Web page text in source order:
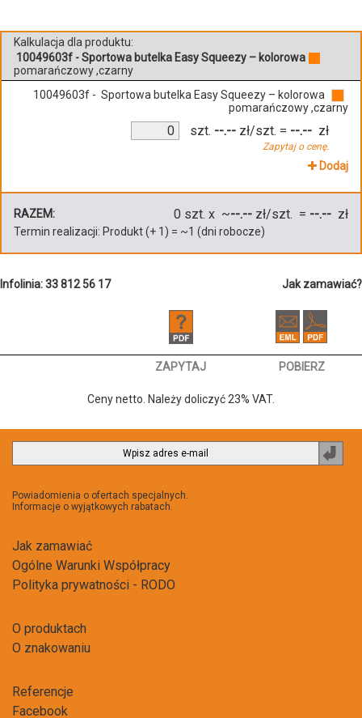
Kalkulacja dla produktu:
10049603f - Sportowa butelka Easy Squeezy – kolorowa
pomarańczowy ,czarny
10049603f - Sportowa butelka Easy Squeezy – kolorowa
pomarańczowy ,czarny
szt. --.-- zł/szt.
Zapytaj o cenę.
= --.-- zł
Dodaj
RAZEM: 0 szt. x ~--.-- zł/szt. = --.-- zł
Termin realizacji: Produkt(+ 1 ) = ~1 (dni robocze)
Infolinia: 33 812 56 17 Jak zamawiać?
ZAPYTAJ POBIERZ
Ceny netto. Należy doliczyć 23% VAT.
Powiadomienia o ofertach specjalnych.
Informacje o wyjątkowych rabatach.
Jak zamawiać
Ogólne Warunki Współpracy
Polityka prywatności - RODO
O produktach
O znakowaniu
Referencje
Facebook